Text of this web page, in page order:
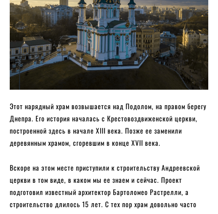
Этот нарядный храм возвышается над Подолом, на правом берегу
Днепра. Его история началась с Крестовоздвиженской церкви,
построенной здесь в начале XIII века. Позже ее заменили
деревянным храмом, сгоревшим в конце XVII века.
Вскоре на этом месте приступили к строительству Андреевской
церкви в том виде, в каком мы ее знаем и сейчас. Проект
подготовил известный архитектор Бартоломео Растрелли, а
строительство длилось 15 лет. С тех пор храм довольно часто